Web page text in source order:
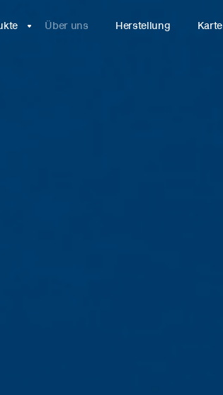
Über uns Herstellung